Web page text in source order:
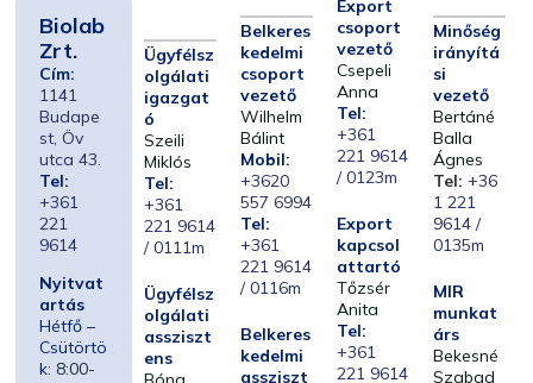
Biolab
Zrt.
Cím:
1141
Budape
st, Öv
utca 43.
Tel:
+361
221
9614
Nyitvat
artás
Hétfő –
Csütörtö
k: 8:00-
Ügyfélsz
olgálati
igazgat
ó
Szeili
Miklós
Tel:
+361
221 9614
/ 0111m
Ügyfélsz
olgálati
assziszt
ens
Belkeres
kedelmi
csoport
vezető
Wilhelm
Bálint
Mobil:
+3620
557 6994
Tel:
+361
221 9614
/ 0116m
Belkeres
kedelmi
assziszt
Export
csoport
vezető
Csepeli
Anna
Tel:
+361
221 9614
/ 0123m
Export
kapcsol
attartó
Tőzsér
Anita
Tel:
+361
221 9614
Minőség
irányítá
si
vezető
Bertáné
Balla
Ágnes
Tel: +36
1 221
9614 /
0135m
MIR
munkat
árs
Bekesné
Szabad